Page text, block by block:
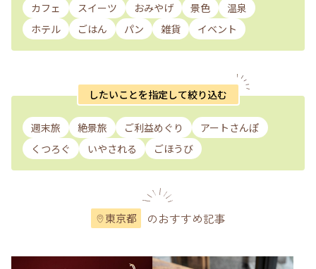
カフェ スイーツ おみやげ 景色
温泉
ホテル
ごはん パン 雑貨 イベント
したいことを指定して絞り込む
週末旅 絶景旅 ご利益めぐり
アートさんぽ
くつろぐ
いやされる ごほうび
東京都 のおすすめ記事